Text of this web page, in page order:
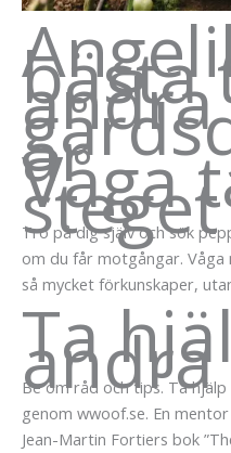
bästa
ar
Våga
steget
Tro på dig själv och sök
om du får motgångar. Våga
så mycket förkunskaper,
Ta
andra
Be om råd och tips. Ta
genom wwoof.se. En
Jean-Martin Fortiers bok